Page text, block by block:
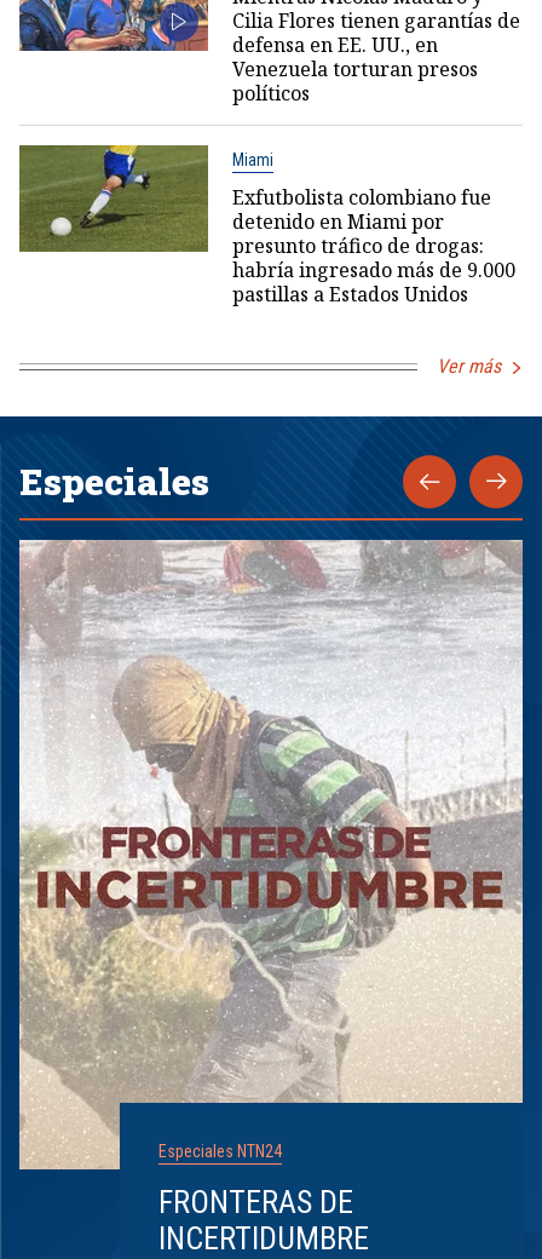
Cilia Flores tienen garantías de
defensa en EE. UU., en
Venezuela torturan presos
políticos
Miami
Exfutbolista colombiano fue
detenido en Miami por
presunto tráfico de drogas:
habría ingresado más de 9.000
pastillas a Estados Unidos
Ver más
Especiales
Especiales NTN24
FRONTERAS DE
INCERTIDUMBRE